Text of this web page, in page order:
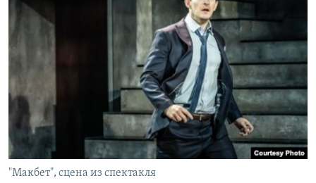
"Макбет", сцена из спектакля